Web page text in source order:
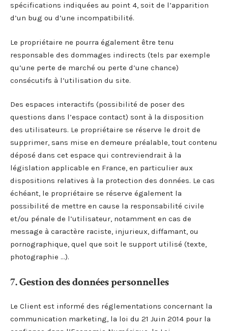
spécifications indiquées au point 4, soit de l’apparition
d’un bug ou d’une incompatibilité.
Le propriétaire ne pourra également être tenu
responsable des dommages indirects (tels par exemple
qu’une perte de marché ou perte d’une chance)
consécutifs à l’utilisation du site.
Des espaces interactifs (possibilité de poser des
questions dans l’espace contact) sont à la disposition
des utilisateurs. Le propriétaire se réserve le droit de
supprimer, sans mise en demeure préalable, tout contenu
déposé dans cet espace qui contreviendrait à la
législation applicable en France, en particulier aux
dispositions relatives à la protection des données. Le cas
échéant, le propriétaire se réserve également la
possibilité de mettre en cause la responsabilité civile
et/ou pénale de l’utilisateur, notamment en cas de
message à caractère raciste, injurieux, diffamant, ou
pornographique, quel que soit le support utilisé (texte,
photographie …).
7. Gestion des données personnelles
Le Client est informé des réglementations concernant la
communication marketing, la loi du 21 Juin 2014 pour la